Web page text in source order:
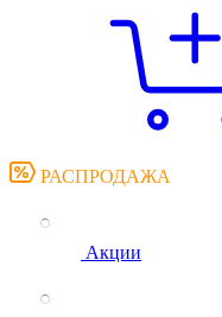
РАСПРОДАЖА
Акции